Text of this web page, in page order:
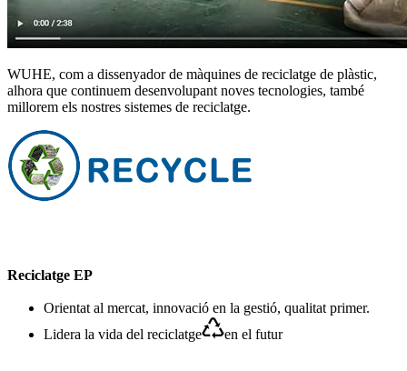
WUHE, com a dissenyador de màquines de reciclatge de plàstic,
alhora que continuem desenvolupant noves tecnologies, també
millorem els nostres sistemes de reciclatge.
Reciclatge EP
Orientat al mercat, innovació en la gestió, qualitat primer.
Lidera la vida del reciclatge
en el futur